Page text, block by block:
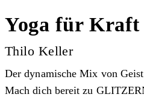
Yoga für
Thilo Keller
Der dynamische Mix von
Mach dich bereit zu